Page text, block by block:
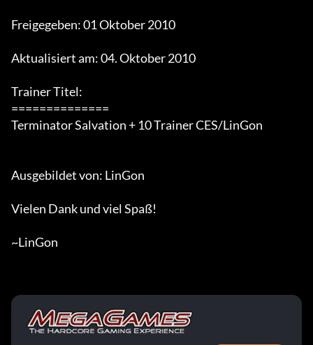
Freigegeben: 01 Oktober 2010
Aktualisiert am: 04. Oktober 2010
Trainer Titel:
==============
Terminator Salvation + 10 Trainer CES/LinGon
Ausgebildet von: LinGon
Vielen Dank und viel Spaß!
~LinGon